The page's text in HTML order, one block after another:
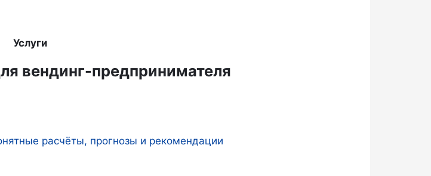
Услуги
вендинг-предпринимателя
расчёты, прогнозы и рекомендации